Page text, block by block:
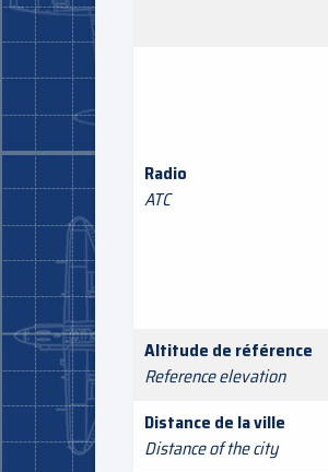
Radio
ATC
Altitude de référence
Reference elevation
Distance de la ville
Distance of the city